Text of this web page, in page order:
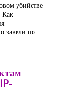
убийстве
Как
завели по